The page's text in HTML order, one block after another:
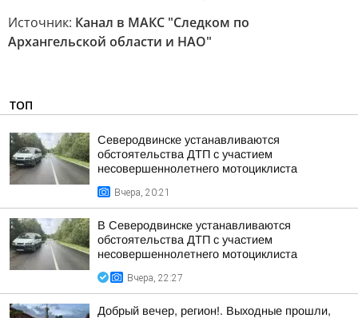
Источник: Канал в МАКС "Следком по
Архангельской области и НАО"
ТОП
Северодвинске устанавливаются
обстоятельства ДТП с участием
несовершеннолетнего мотоциклиста
Вчера, 20:21
В Северодвинске устанавливаются
обстоятельства ДТП с участием
несовершеннолетнего мотоциклиста
Вчера, 22:27
Добрый вечер, регион!. Выходные прошли,